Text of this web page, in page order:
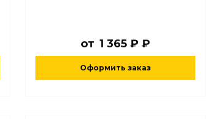
от 1 365 ₽ ₽
Оформить заказ